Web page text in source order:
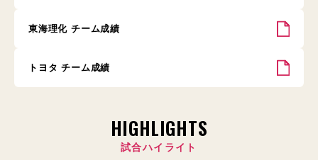
東海理化 チーム成績
トヨタ チーム成績
HIGHLIGHTS
試合ハイライト